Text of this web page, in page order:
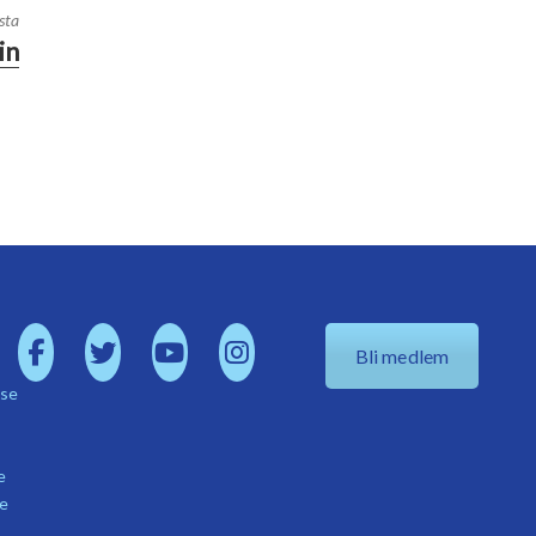
Bli medlem